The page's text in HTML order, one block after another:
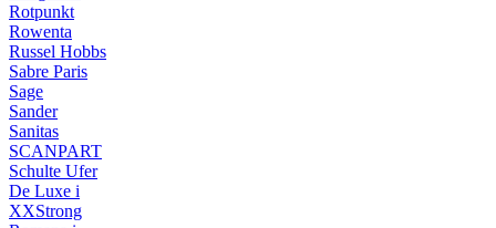
Rotpunkt
Rowenta
Russel Hobbs
Sabre Paris
Sage
Sander
Sanitas
SCANPART
Schulte Ufer
De Luxe i
XXStrong